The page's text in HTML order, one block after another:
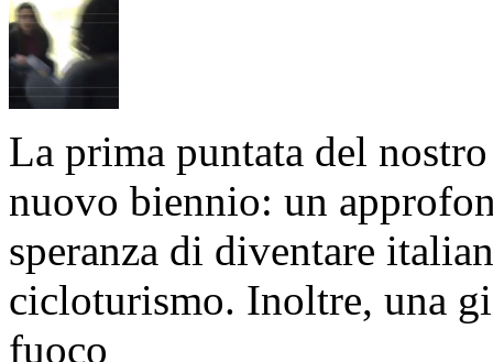
La prima puntata del
nuovo biennio: un
speranza di diventare
cicloturismo. Inoltre, una
fuoco